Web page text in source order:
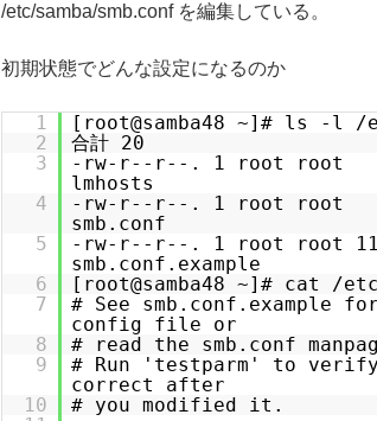
/etc/samba/smb.conf を編集している。
初期状態でどんな設定になるのか
1
[root@samba48 ~]# ls -l /
2
合計 20
3
-rw-r--r--. 1 root root
lmhosts
4
-rw-r--r--. 1 root root
smb.conf
5
-rw-r--r--. 1 root root
smb.conf.example
6
[root@samba48 ~]# cat /
7
# See smb.conf.example
config file or
8
# read the smb.conf
9
# Run 'testparm' to
correct after
10
# you modified it.